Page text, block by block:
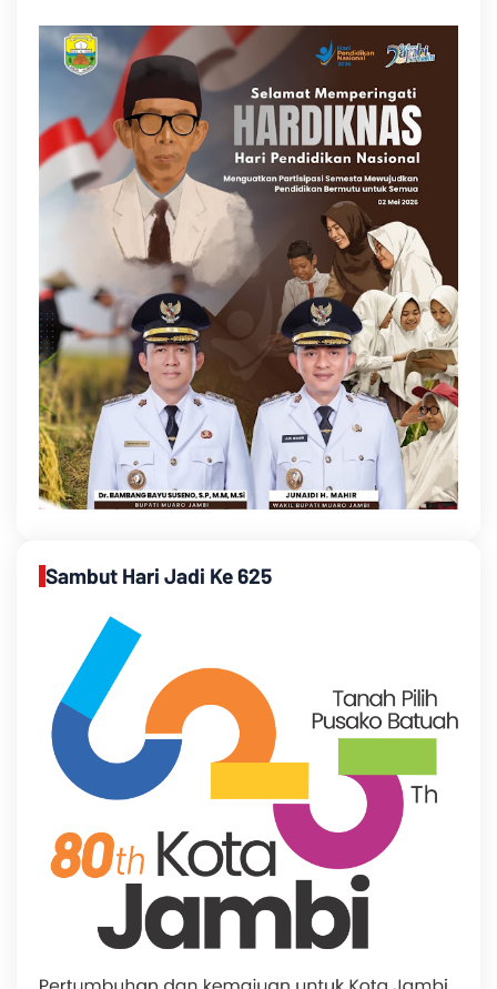
Sambut Hari Jadi Ke 625